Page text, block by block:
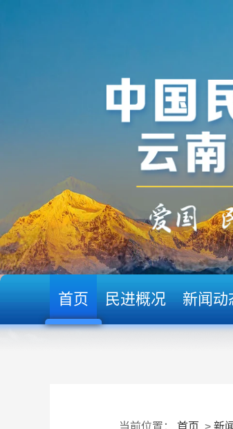
首页 民进概况 新闻动
当前位置： 首页 > 新